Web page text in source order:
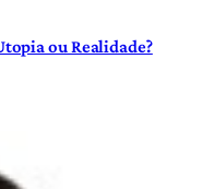
ou Realidade?